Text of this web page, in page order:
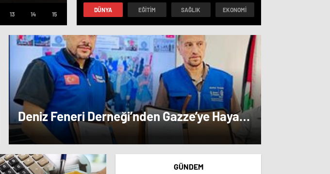
fazla gemi geçiş
yaptı
DÜNYA EĞITIM SAĞLIK EKONOMI
Deniz Feneri Derneği’nden Gazze’ye Hayat
Veren Ortaklık…
GÜNDEM